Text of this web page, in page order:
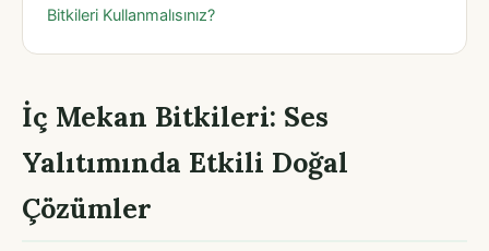
Bitkileri Kullanmalısınız?
İç Mekan Bitkileri: Ses
Yalıtımında Etkili Doğal
Çözümler